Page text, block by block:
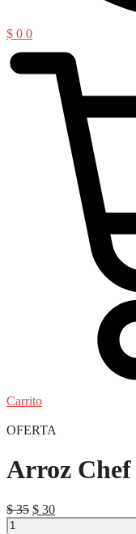
$ 0 0
Carrito
OFERTA
Arroz Chef
$35 El
precio
$ 30El
precio
Arroz